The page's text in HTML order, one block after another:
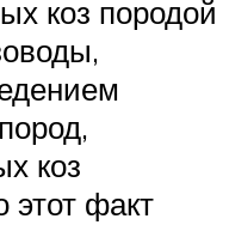
коз породой
коз
факт